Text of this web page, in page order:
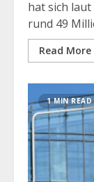
hat sich
rund 49
Read More
1 MIN READ